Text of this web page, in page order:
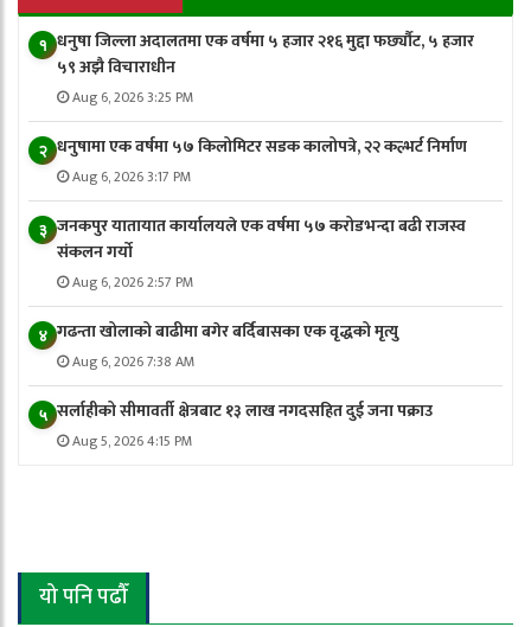
१ धनुषा जिल्ला अदालतमा एक वर्षमा ५ हजार २१६ मुद्दा फर्छ्यौट, ५ हजार
५९ अझै विचाराधीन
Aug 6, 2026 3:25 PM
२ धनुषामा एक वर्षमा ५७ किलोमिटर सडक कालोपत्रे, २२ कल्भर्ट निर्माण
Aug 6, 2026 3:17 PM
३ जनकपुर यातायात कार्यालयले एक वर्षमा ५७ करोडभन्दा बढी राजस्व
संकलन गर्याे
Aug 6, 2026 2:57 PM
४ गढन्ता खोलाको बाढीमा बगेर बर्दिबासका एक वृद्धको मृत्यु
Aug 6, 2026 7:38 AM
५ सर्लाहीको सीमावर्ती क्षेत्रबाट १३ लाख नगदसहित दुई जना पक्राउ
Aug 5, 2026 4:15 PM
यो पनि पढौँ